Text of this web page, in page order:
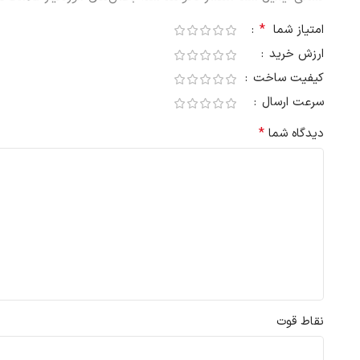
امتیاز شما *
ارزش خرید
کیفیت ساخت
سرعت ارسال
دیدگاه شما *
نقاط قوت